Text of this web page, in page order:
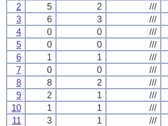
2
5 2 ///
3
6 3 ///
4
0 0 ///
5
0 0 ///
6
1 1 ///
7
0 0 ///
8
8 2 ///
9
2 1 ///
10
1 1 ///
11
3 1 ///